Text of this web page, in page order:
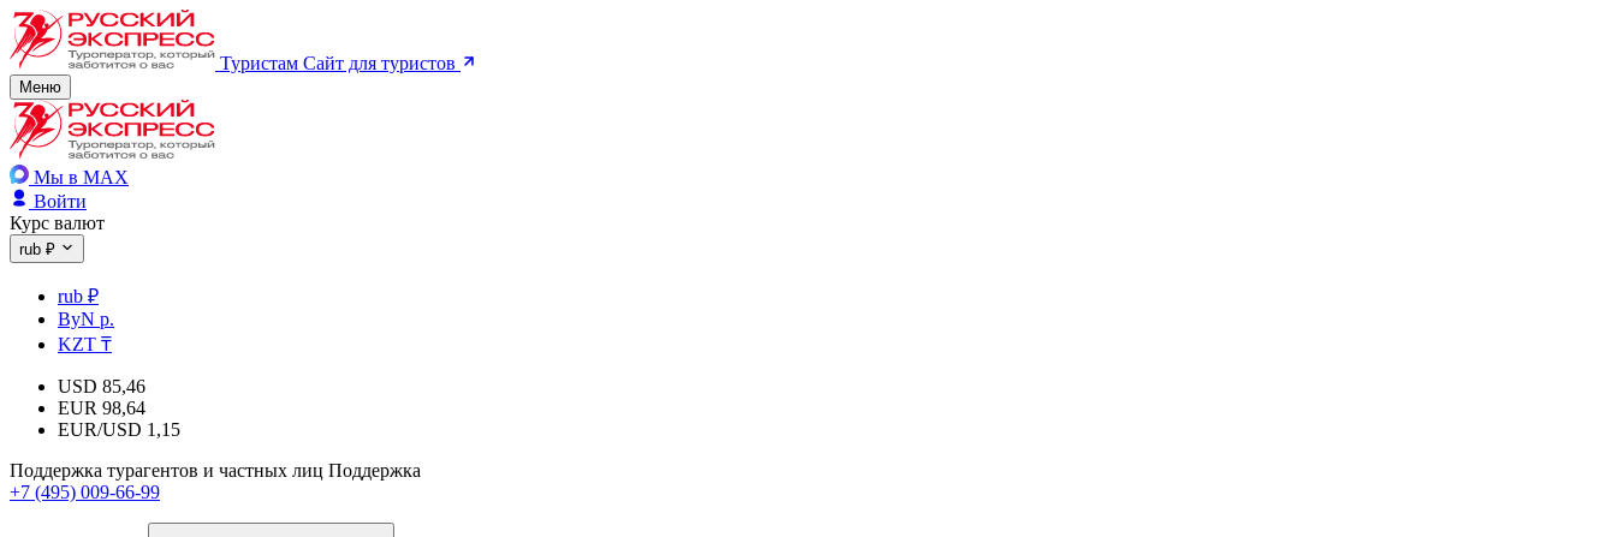
Туристам Сайт для туристов
Меню
Мы в MAX
Войти
Курс валют
rub ₽
rub ₽
ByN р.
KZT ₸
USD 85,46
EUR 98,64
EUR/USD 1,15
Поддержка турагентов и частных лиц Поддержка
+7 (495) 009-66-99